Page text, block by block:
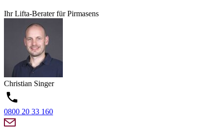
Ihr Lifta-Berater für Pirmasens
Christian Singer
0800 20 33 160